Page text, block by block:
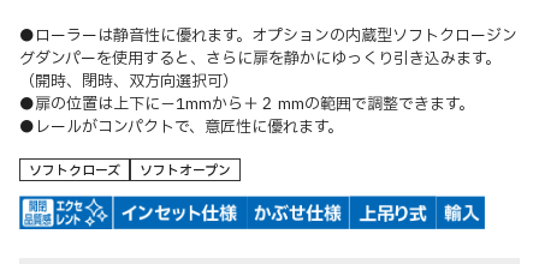
●ローラーは静音性に優れます。オプションの内蔵型ソフトクロージン
グダンパーを使用すると、さらに扉を静かにゆっくり引き込みます。
（開時、閉時、双方向選択可）
●扉の位置は上下に－1mmから＋２ mmの範囲で調整できます。
●レールがコンパクトで、意匠性に優れます。
ソフトクローズ ソフトオープン